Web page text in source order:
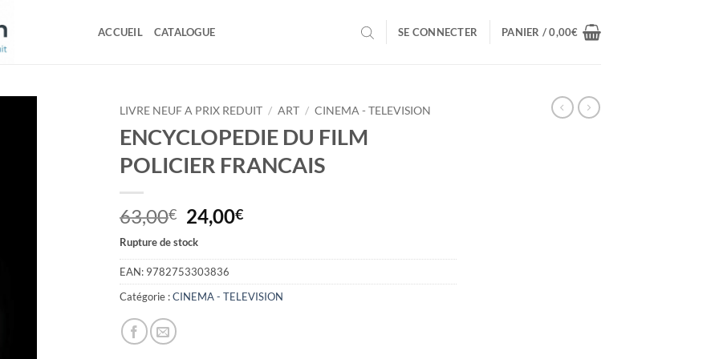
ACCUEIL CATALOGUE SE CONNECTER PANIER /0,00€
LIVRE NEUF A PRIX REDUIT / ART / CINEMA - TELEVISION
ENCYCLOPEDIE DU FILM
POLICIER FRANCAIS
63,00€ Le
prix
initial
était :
63,00€.
24,00€Le
actuel
24,00€.
Rupture de stock
EAN: 9782753303836
Catégorie :CINEMA - TELEVISION